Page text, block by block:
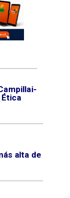
alta de